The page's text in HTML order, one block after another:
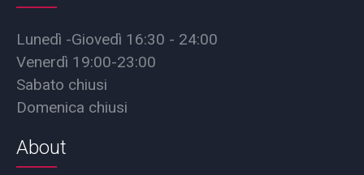
Lunedì -Giovedì 16:30 - 24:00
Venerdì 19:00-23:00
Sabato chiusi
Domenica chiusi
About